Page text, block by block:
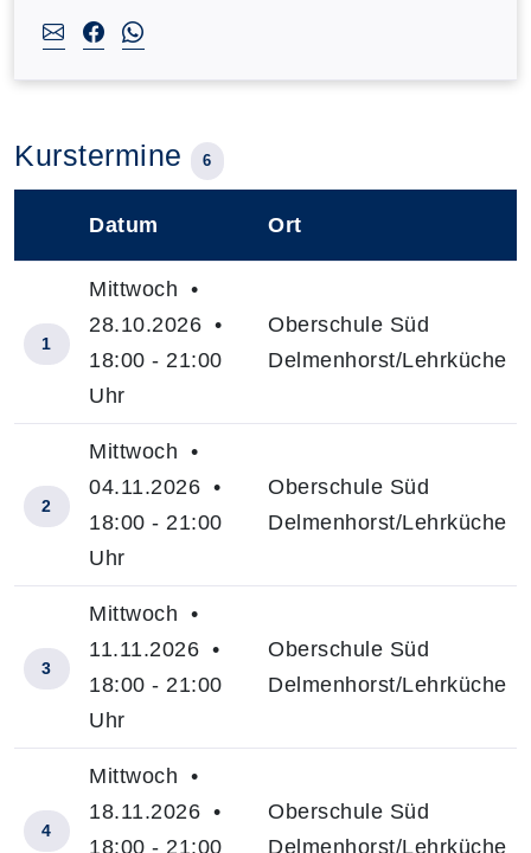
Kurstermine 6
Datum Ort
1
Mittwoch •
28.10.2026 •
18:00 - 21:00
Uhr
Oberschule Süd
Delmenhorst/Lehrküche
2
Mittwoch •
04.11.2026 •
18:00 - 21:00
Uhr
Oberschule Süd
Delmenhorst/Lehrküche
3
Mittwoch •
11.11.2026 •
18:00 - 21:00
Uhr
Oberschule Süd
Delmenhorst/Lehrküche
4
Mittwoch •
18.11.2026 •
18:00 - 21:00
Oberschule Süd
Delmenhorst/Lehrküche